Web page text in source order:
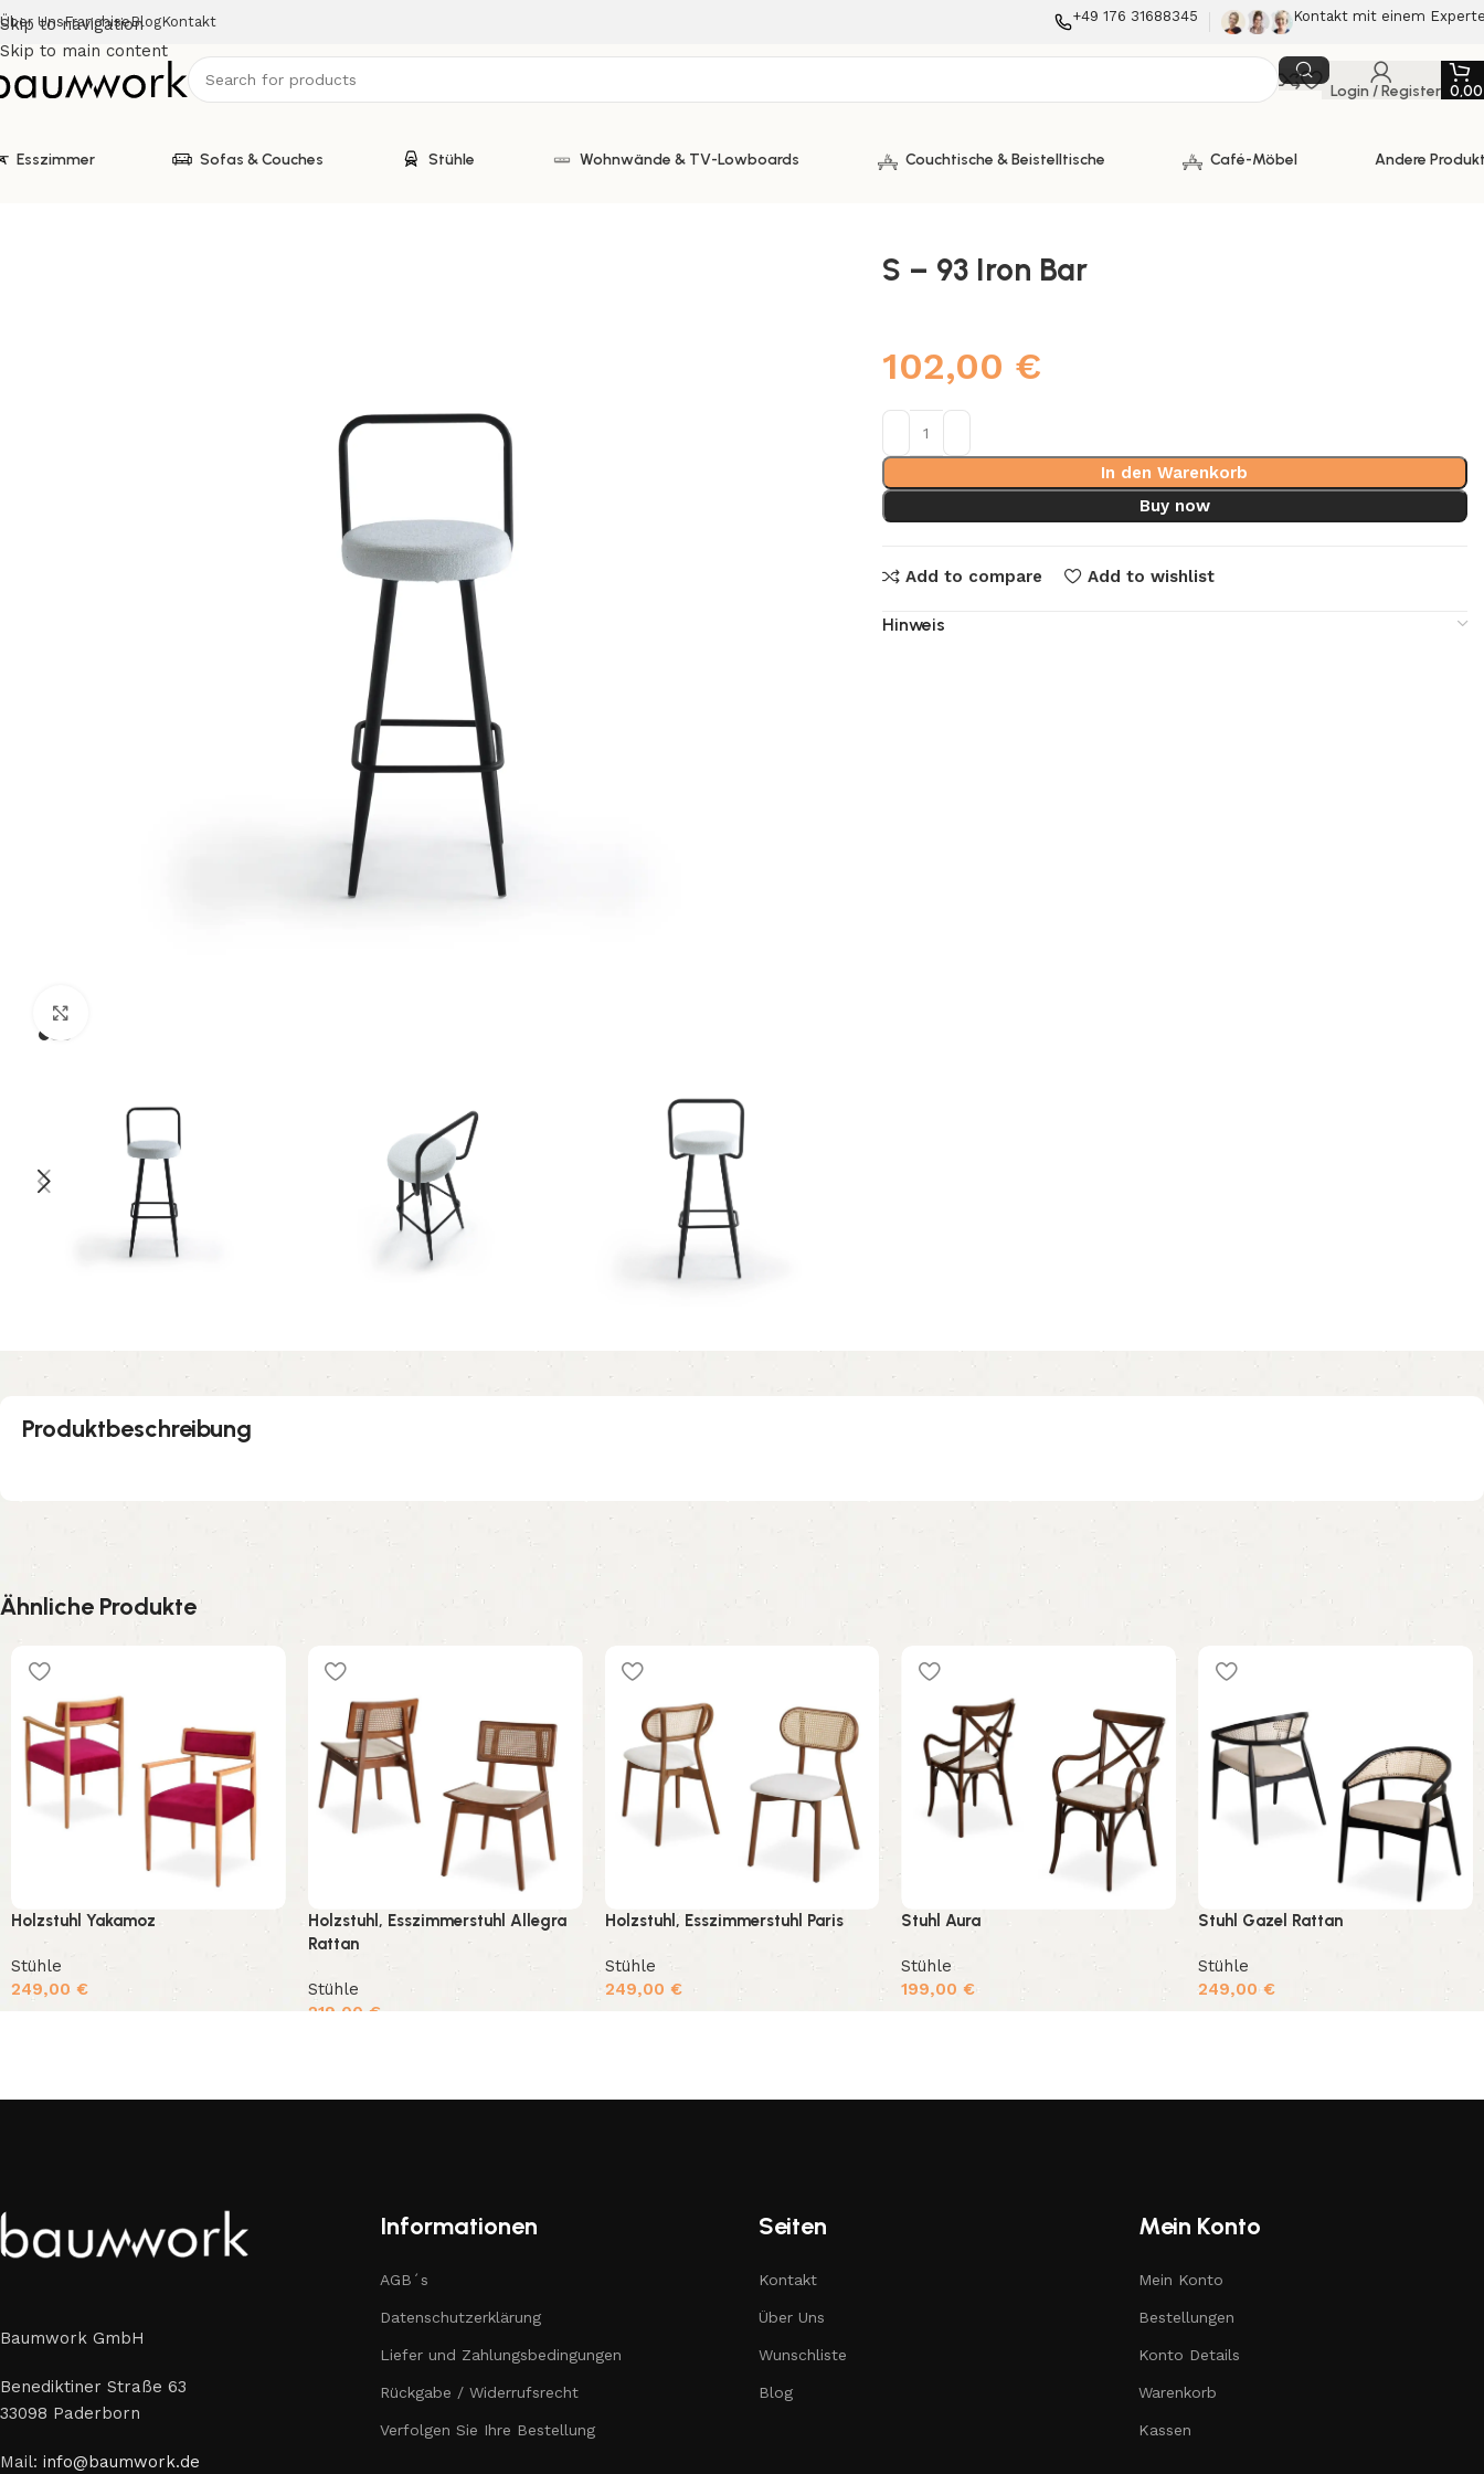
Skip to navigation
Skip to main content
Über UnsFranchiseBlogKontakt +49 176 31688345 Kontakt mit einem
Login / Register
Esszimmer Sofas & Couches Stühle Wohnwände & TV-Lowboards Couchtische & Beistelltische Café-Möbel Andere
S – 93 Iron Bar
102,00 €
In den Warenkorb
Buy now
Add to compare Add to wishlist
Hinweis
Produktbeschreibung
Ähnliche Produkte
Holzstuhl Yakamoz
Stühle
249,00 €
Holzstuhl, Esszimmerstuhl Allegra
Rattan
Stühle
219,00 €
Holzstuhl, Esszimmerstuhl Paris
Stühle
249,00 €
Stuhl Aura
Stühle
199,00€
Stuhl Gazel Rattan
Stühle
249,00€
Baumwork GmbH
Benediktiner Straße 63
33098 Paderborn
Mail: info@baumwork.de
Informationen
AGB´s
Datenschutzerklärung
Liefer und Zahlungsbedingungen
Rückgabe / Widerrufsrecht
Verfolgen Sie Ihre Bestellung
Seiten
Kontakt
Über Uns
Wunschliste
Blog
Mein Konto
Mein Konto
Bestellungen
Konto Details
Warenkorb
Kassen